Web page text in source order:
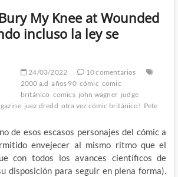
My Knee at Wounded
incluso la ley se
24/03/2022
10 comentarios
2000 a.d años 90 cómic comic
británico comics john wagner judge
juez dredd otra vez cómic británico! Pete
de esos escasos personajes del cómic a
envejecer al mismo ritmo que el
con todos los avances científicos de
disposición para seguir en plena forma).